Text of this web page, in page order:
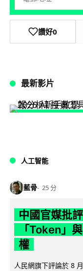
讚好0
最新影片
人工智能
藍骨 25 分
中國官媒批
「Token」
權
人民網旗下評論於 8